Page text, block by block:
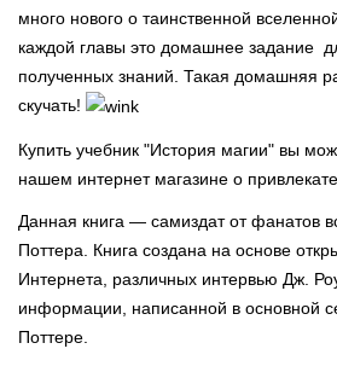
много нового о таинственной
каждой главы это домашнее задание
полученных знаний. Такая домашняя
скучать!
Купить учебник "История магии" вы
нашем интернет магазине о
Данная книга — самиздат от фанатов
Поттера. Книга создана на основе
Интернета, различных интервью Дж.
информации, написанной в основной
Поттере.